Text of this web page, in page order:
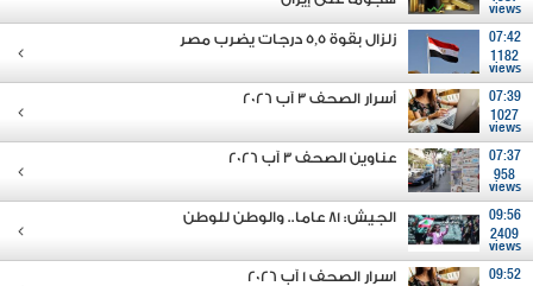
views
07:42
1182
views
زلزال بقوة 5,5 درجات يضرب مصر
07:39
1027
views
أسرار الصحف 3 آب 2026
07:37
958
views
عناوين الصحف 3 آب 2026
09:56
2409
views
الجيش: 81 عاما.. والوطن للوطن
09:52
اسرار الصحف 1 آب 2026